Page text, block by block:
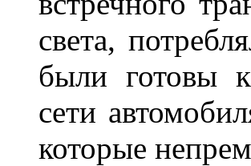
света,
были готовы
сети
которые